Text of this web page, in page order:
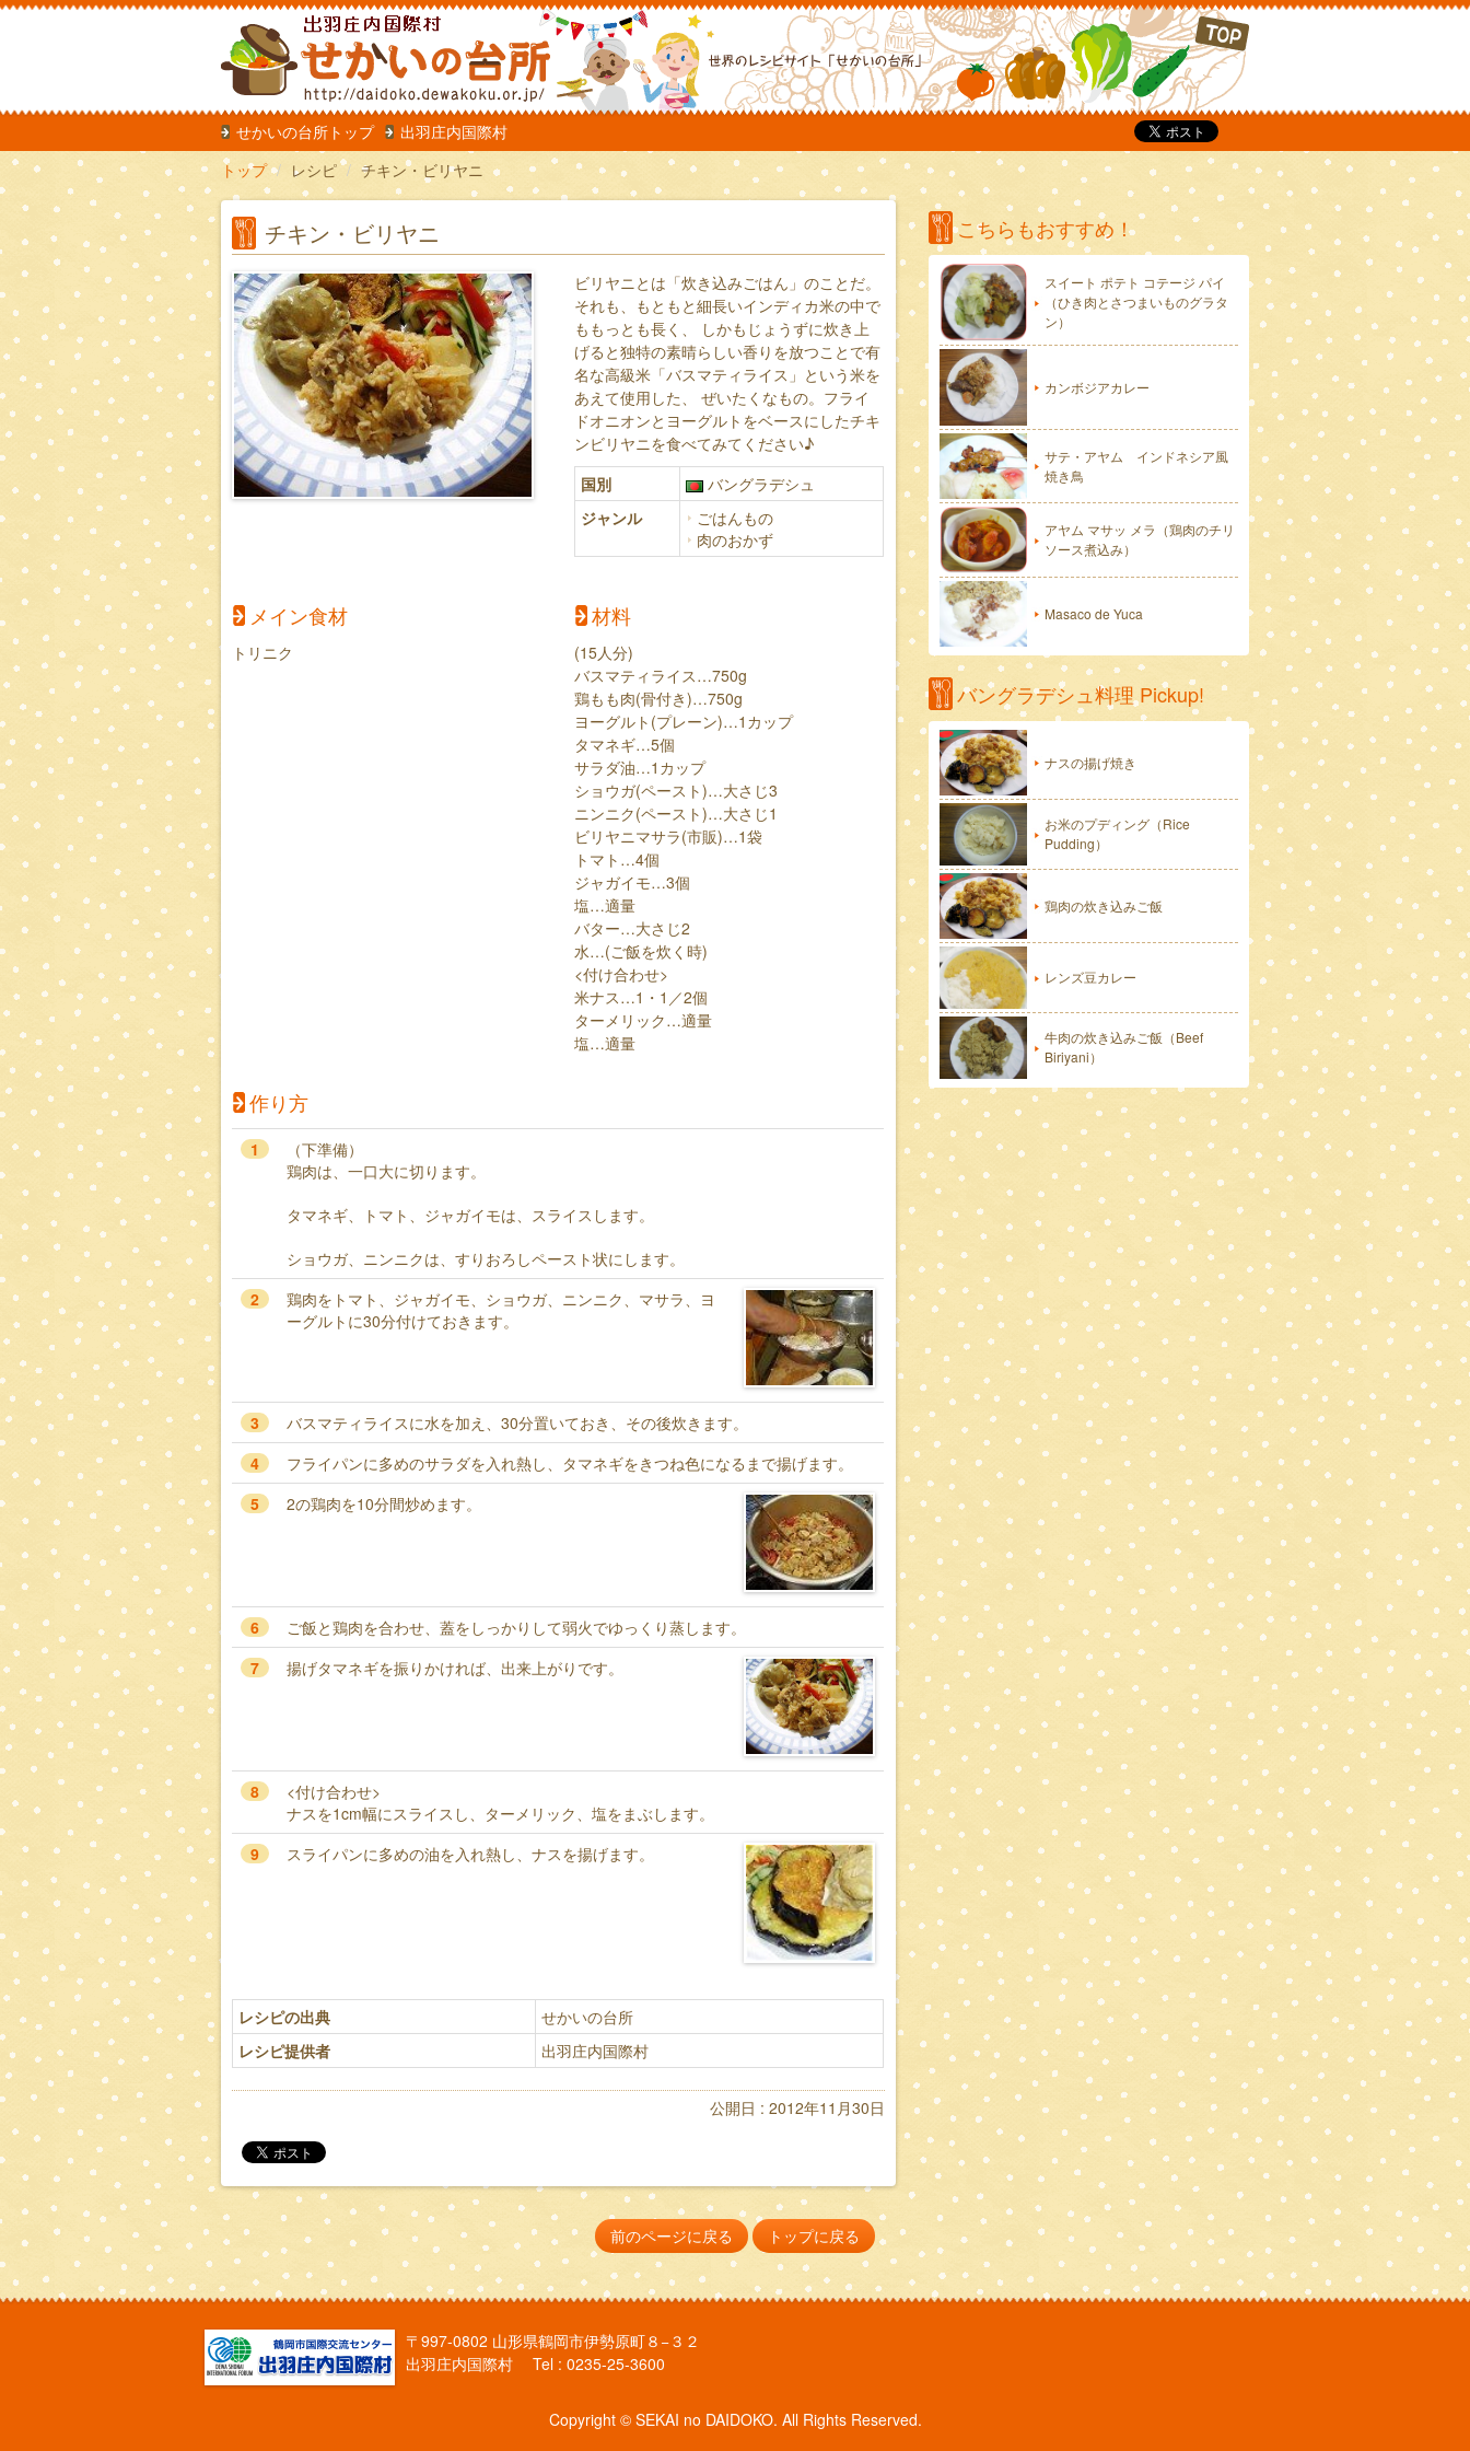
だいどこ
TOP
せかいの台所トップ
出羽庄内国際村
トップ
レシピ チキン・ビリヤニ
チキン・ビリヤニ
ビリヤニとは「炊き込みごはん」のことだ。
それも、もともと細長いインディカ米の中で
ももっとも長く、 しかもじょうずに炊き上
げると独特の素晴らしい香りを放つことで有
名な高級米「バスマティライス」という米を
あえて使用した、 ぜいたくなもの。フライ
ドオニオンとヨーグルトをベースにしたチキ
ンビリヤニを食べてみてください♪
国別
バングラデシュ
ジャンル
ごはんもの
肉のおかず
メイン食材
トリニク
材料
(15人分)
バスマティライス…750g
鶏もも肉(骨付き)…750g
ヨーグルト(プレーン)…1カップ
タマネギ…5個
サラダ油…1カップ
ショウガ(ペースト)…大さじ3
ニンニク(ペースト)…大さじ1
ビリヤニマサラ(市販)…1袋
トマト…4個
ジャガイモ…3個
塩…適量
バター…大さじ2
水…(ご飯を炊く時)
<付け合わせ>
米ナス…1・1／2個
ターメリック…適量
塩…適量
作り方
1
（下準備）
鶏肉は、一口大に切ります。
タマネギ、トマト、ジャガイモは、スライスします。
ショウガ、ニンニクは、すりおろしペースト状にします。
2
鶏肉をトマト、ジャガイモ、ショウガ、ニンニク、マサラ、ヨ
ーグルトに30分付けておきます。
3
バスマティライスに水を加え、30分置いておき、その後炊きます。
4
フライパンに多めのサラダを入れ熱し、タマネギをきつね色になるまで揚げます。
5
2の鶏肉を10分間炒めます。
6
ご飯と鶏肉を合わせ、蓋をしっかりして弱火でゆっくり蒸します。
7
揚げタマネギを振りかければ、出来上がりです。
8
<付け合わせ>
ナスを1cm幅にスライスし、ターメリック、塩をまぶします。
9
スライパンに多めの油を入れ熱し、ナスを揚げます。
レシピの出典
せかいの台所
レシピ提供者
出羽庄内国際村
公開日 : 2012年11月30日
こちらもおすすめ！
スイート ポテト コテージ パイ
（ひき肉とさつまいものグラタ
ン）
カンボジアカレー
サテ・アヤム インドネシア風
焼き鳥
アヤム マサッ メラ（鶏肉のチリ
ソース煮込み）
Masaco de Yuca
バングラデシュ料理 Pickup!
ナスの揚げ焼き
お米のプディング（Rice
Pudding）
鶏肉の炊き込みご飯
レンズ豆カレー
牛肉の炊き込みご飯（Beef
Biriyani）
前のページに戻る トップに戻る
〒997-0802 山形県鶴岡市伊勢原町８−３２
出羽庄内国際村 Tel : 0235-25-3600
Copyright © SEKAI no DAIDOKO. All Rights Reserved.